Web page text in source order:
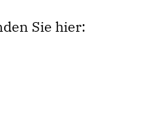
Sie hier: